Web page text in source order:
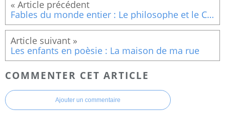
Fables du monde entier : Le philosophe et le Chat-huant
Les enfants en poèsie : La maison de ma rue
COMMENTER CET ARTICLE
Ajouter un commentaire